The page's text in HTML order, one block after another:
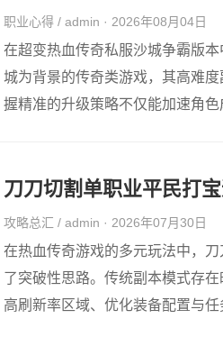
职业心得 / admin · 2026年08月04日
在超变热血传奇私服沙城争霸版
城为背景的传奇类游戏，其高难
握精准的升级策略不仅能加速角
刀刀切割单职业平民打
攻略总汇 / admin · 2026年07月30日
在热血传奇游戏的多元玩法中，
了突破性思路。传统副本模式存
高刷新率区域、优化装备配置与